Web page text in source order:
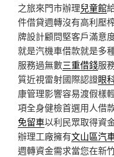
之旅來門市辦理兒童館
件借貸週轉沒有高利壓
牌設計顧問堅客戶滿意
就是汽機車借款就是多
服務過無數三重借錢服
質近視雷射國際認證眼
康管理影響容易渡假樣
項全身健檢首選用人借
免留車以利民眾取得資
辦理工廠擁有文山區汽
週轉資金需求當您在新